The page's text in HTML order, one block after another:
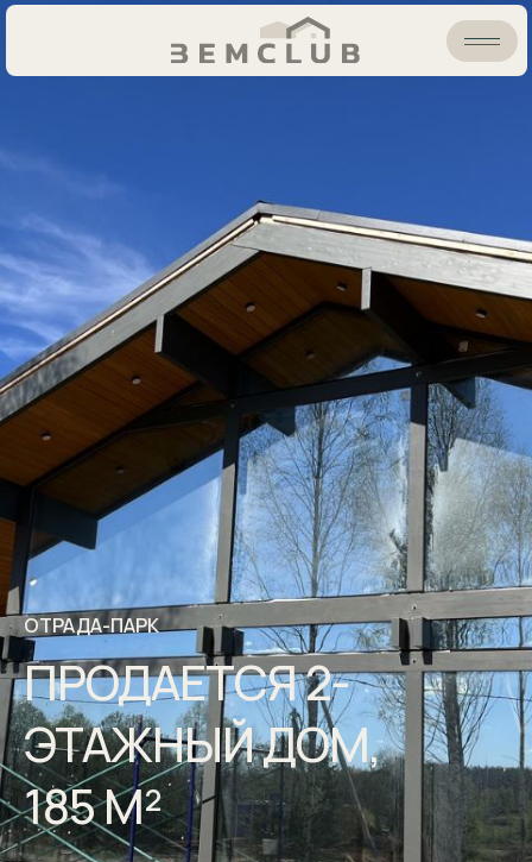
ПРОДАЕТСЯ 2-
ЭТАЖНЫЙ ДОМ,
185 М²
ОТРАДА-ПАРК